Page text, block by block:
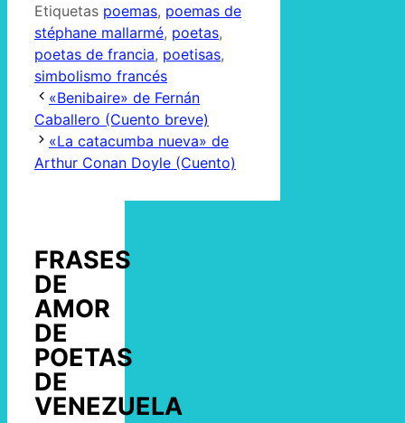
Etiquetas poemas, poemas de
stéphane mallarmé, poetas,
poetas de francia, poetisas,
simbolismo francés
«Benibaire» de Fernán
Caballero (Cuento breve)
«La catacumba nueva» de
Arthur Conan Doyle (Cuento)
FRASES
DE
AMOR
DE
POETAS
DE
VENEZUELA